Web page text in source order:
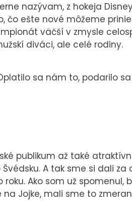
nazývam, z hokeja
čo ešte nové môžeme
väčší v zmysle
diváci, ale celé rodiny.
sa nám to, podarilo
publikum až také
A tak sme si dali
Ako som už spomenul,
Jojke, mali sme to